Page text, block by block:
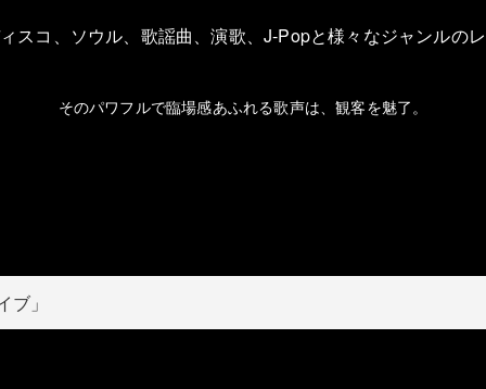
スコ、ソウル、歌謡曲、演歌、 J-Popと様々なジャンルの
そのパワフルで臨場感あふれる歌声は、観客を魅了。
ブ」